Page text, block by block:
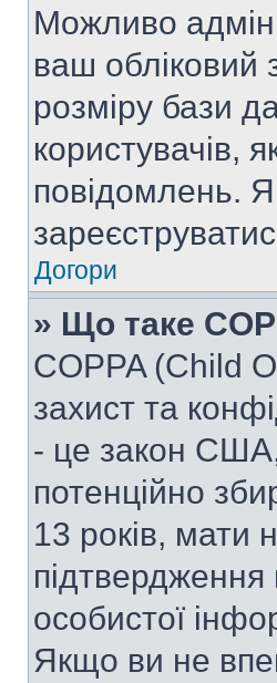
Можливо
ваш
розміру бази
користувачів,
повідомлень.
Догори
» Що таке
COPPA (Child
захист та
- це закон США,
потенційно
13 років, мати
підтвердження
особистої
Якщо ви не